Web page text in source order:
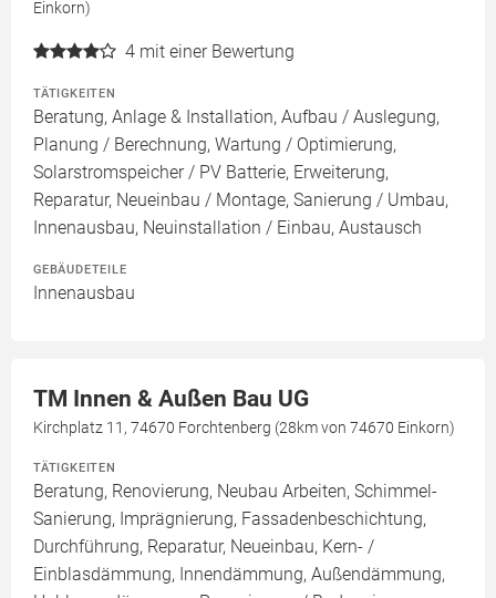
Einkorn)
4 mit einer Bewertung
TÄTIGKEITEN
Beratung, Anlage & Installation, Aufbau / Auslegung,
Planung / Berechnung, Wartung / Optimierung,
Solarstromspeicher / PV Batterie, Erweiterung,
Reparatur, Neueinbau / Montage, Sanierung / Umbau,
Innenausbau, Neuinstallation / Einbau, Austausch
GEBÄUDETEILE
Innenausbau
TM Innen & Außen Bau UG
Kirchplatz 11, 74670 Forchtenberg (28km von 74670 Einkorn)
TÄTIGKEITEN
Beratung, Renovierung, Neubau Arbeiten, Schimmel-
Sanierung, Imprägnierung, Fassadenbeschichtung,
Durchführung, Reparatur, Neueinbau, Kern- /
Einblasdämmung, Innendämmung, Außendämmung,